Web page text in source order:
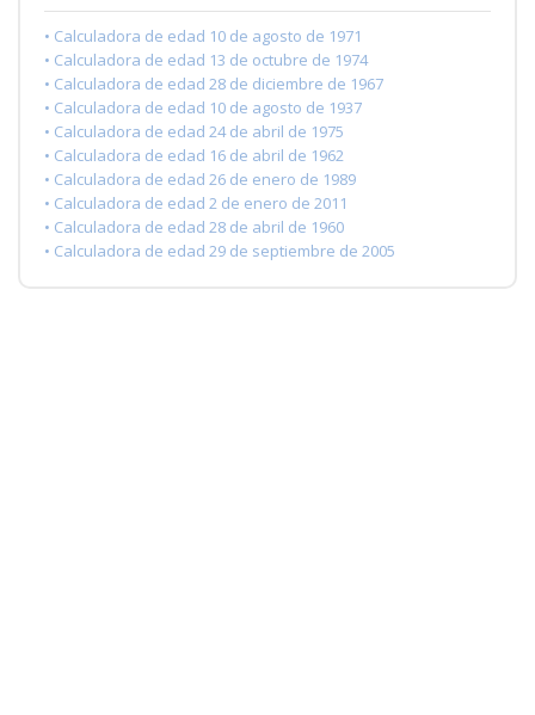
• Calculadora de edad 10 de agosto de 1971
• Calculadora de edad 13 de octubre de 1974
• Calculadora de edad 28 de diciembre de 1967
• Calculadora de edad 10 de agosto de 1937
• Calculadora de edad 24 de abril de 1975
• Calculadora de edad 16 de abril de 1962
• Calculadora de edad 26 de enero de 1989
• Calculadora de edad 2 de enero de 2011
• Calculadora de edad 28 de abril de 1960
• Calculadora de edad 29 de septiembre de 2005